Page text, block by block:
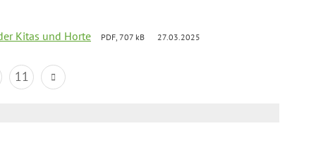
Kitas und Horte PDF, 707 kB 27.03.2025
11